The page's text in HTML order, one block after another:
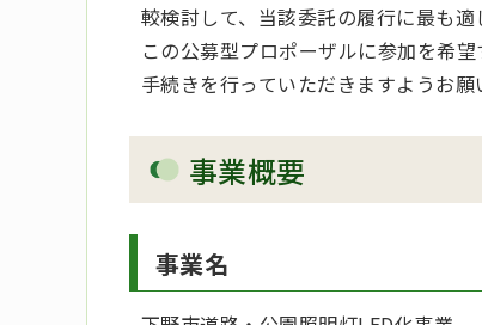
較検討して、当該委託の履行に最も適
この公募型プロポーザルに参加を希
手続きを行っていただきますようお願
事業概要
事業名